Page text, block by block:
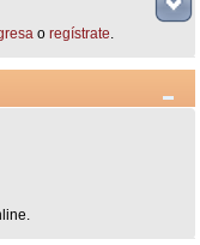
o regístrate.